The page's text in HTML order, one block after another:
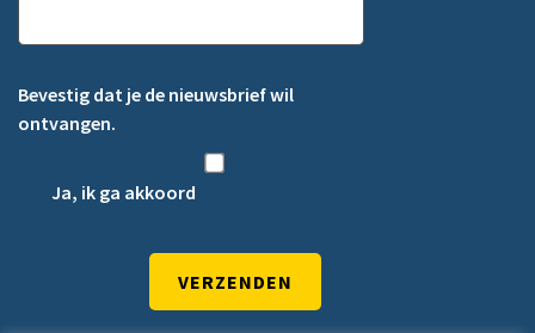
Bevestig dat je de nieuwsbrief wil
ontvangen.
Ja, ik ga akkoord